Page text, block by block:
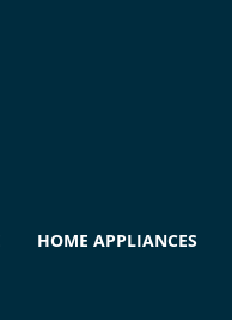
HOME APPLIANCES